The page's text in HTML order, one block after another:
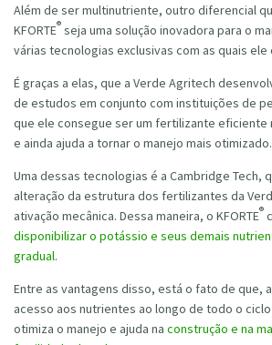
Além de ser multinutriente, outro diferencial
KFORTE® seja uma solução inovadora para o
várias tecnologias exclusivas com as quais ele
É graças a elas, que a Verde Agritech
de estudos em conjunto com instituições de
que ele consegue ser um fertilizante eficiente
e ainda ajuda a tornar o manejo mais otimizado.
Uma dessas tecnologias é a Cambridge Tech,
alteração da estrutura dos fertilizantes da
ativação mecânica. Dessa maneira, o KFORTE®
disponibilizar o potássio e seus demais
gradual.
Entre as vantagens disso, está o fato de que,
acesso aos nutrientes ao longo de todo o
otimiza o manejo e ajuda na construção e na